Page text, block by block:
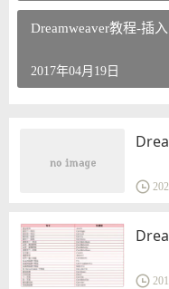
Dreamweaver教程-插
2017年04月19日